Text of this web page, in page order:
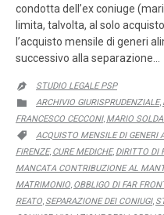
condotta dell’ex coniuge
limita, talvolta, al solo
l’acquisto mensile di generi
successivo alla separazione…

STUDIO LEGALE PSP

CATEGORY
ARCHIVIO GIURISPRUDENZIALE,
FRANCESCO CECCONI, MARIO

CATEGORY
ACQUISTO MENSILE DI GENERI
FIRENZE, CURE MEDICHE, DIRITTO DI
MANCATA CONTRIBUZIONE AL
MATRIMONIO OBBLIGO DI FAR
REATO SEPARAZIONE DEI CONIUGI,